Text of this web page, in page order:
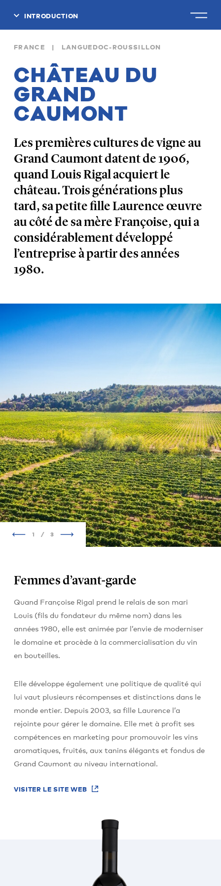
FRANCE | LANGUEDOC-ROUSSILLON
CHÂTEAU DU
GRAND
CAUMONT
Les premières cultures de vigne au
Grand Caumont datent de 1906,
quand Louis Rigal acquiert le
château. Trois générations plus
tard, sa petite fille Laurence œuvre
au côté de sa mère Françoise, qui a
considérablement développé
l’entreprise à partir des années
1980.
1 / 3
Femmes d’avant-garde
Quand Françoise Rigal prend le relais de son mari
Louis (fils du fondateur du même nom) dans les
années 1980, elle est animée par l’envie de moderniser
le domaine et procède à la commercialisation du vin
en bouteilles.
Elle développe également une politique de qualité qui
lui vaut plusieurs récompenses et distinctions dans le
monde entier. Depuis 2003, sa fille Laurence l’a
rejointe pour gérer le domaine. Elle met à profit ses
compétences en marketing pour promouvoir les vins
aromatiques, fruités, aux tanins élégants et fondus de
Grand Caumont au niveau international.
VISITER LE SITE WEB
INTRODUCTION